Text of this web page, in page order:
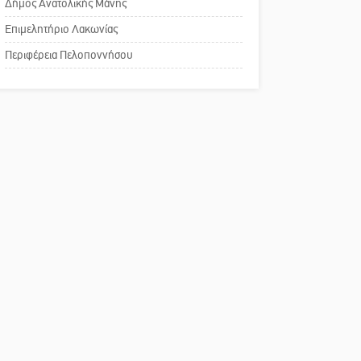
Το δικό σας σχόλιο:
Παράδειγμα κοινωνικής
Δήμος Ανατολικής Μάνης
Επιμελητήριο Λακωνίας
Περιφέρεια Πελοποννήσου